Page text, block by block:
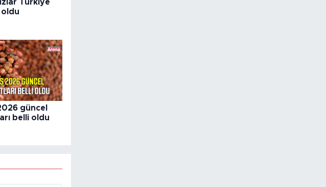
Türkiye
güncel
belli oldu